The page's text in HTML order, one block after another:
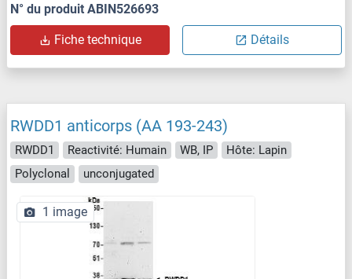
N° du produit ABIN526693
Fiche technique Détails
RWDD1 anticorps (AA 193-243)
RWDD1 Reactivité: Humain WB, IP
Hôte: Lapin
Polyclonal
unconjugated
1 image